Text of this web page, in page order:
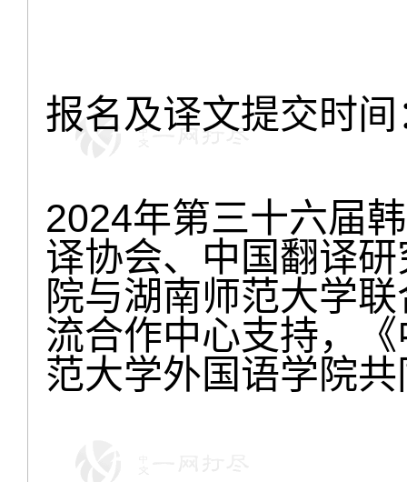
报名及译文提交时
2024年第三十六届
译协会、中国翻译
院与湖南师范大学
流合作中心支持，
范大学外国语学院